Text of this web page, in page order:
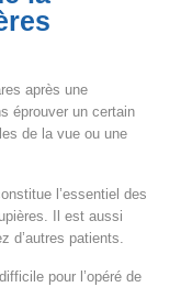
après une
éprouver un certain
de la vue ou une
l’essentiel des
Il est aussi
d’autres patients.
pour l’opéré de